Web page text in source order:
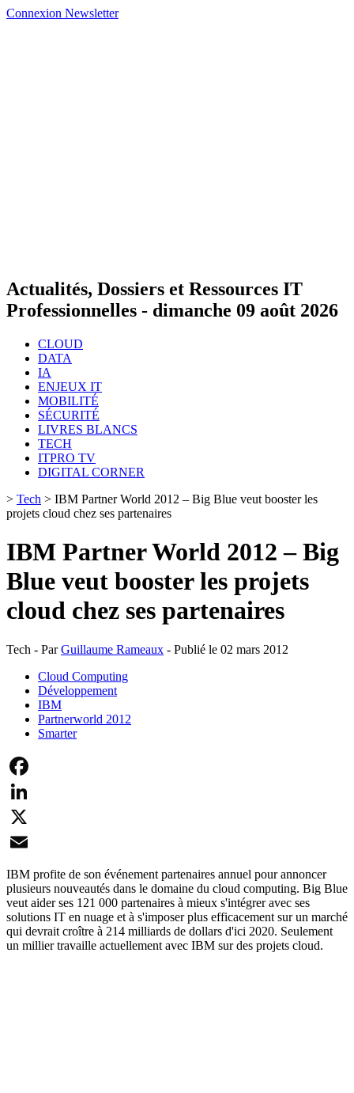
Connexion Newsletter
Actualités, Dossiers et Ressources IT
Professionnelles - dimanche 09 août 2026
CLOUD
DATA
IA
ENJEUX IT
MOBILITÉ
SÉCURITÉ
LIVRES BLANCS
TECH
ITPRO TV
DIGITAL CORNER
> Tech > IBM Partner World 2012 – Big Blue veut booster les
projets cloud chez ses partenaires
IBM Partner World 2012 – Big
Blue veut booster les projets
cloud chez ses partenaires
Tech - ParGuillaume Rameaux - Publié le 02 mars 2012
Cloud Computing
Développement
IBM
Partnerworld 2012
Smarter
Facebook
LinkedIn
X
Email
IBM profite de son événement partenaires annuel pour annoncer
plusieurs nouveautés dans le domaine du cloud computing. Big Blue
veut aider ses 121 000 partenaires à mieux s'intégrer avec ses
solutions IT en nuage et à s'imposer plus efficacement sur un marché
qui devrait croître à 214 milliards de dollars d'ici 2020. Seulement
un millier travaille actuellement avec IBM sur des projets cloud.